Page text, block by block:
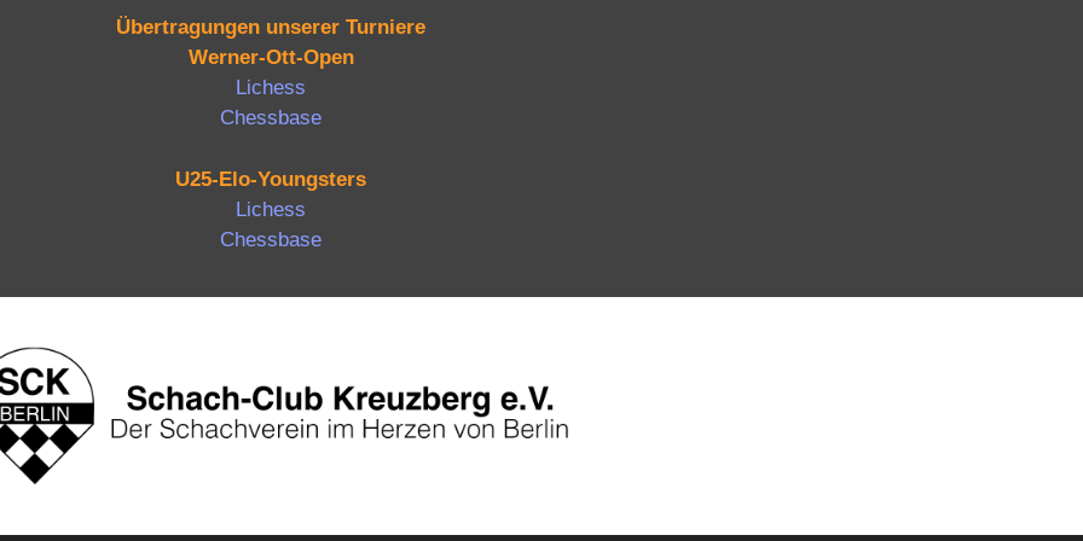
Übertragungen unserer Turniere
Werner-Ott-Open
Lichess
Chessbase
U25-Elo-Youngsters
Lichess
Chessbase